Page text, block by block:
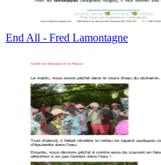
End All - Fred Lamontagne